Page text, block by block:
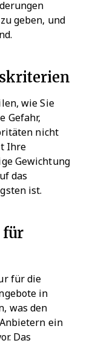
geben, und
wie Sie
Gefahr,
nicht
Ihre
Gewichtung
das
ist.
für
für die
in
was den
ein
Das